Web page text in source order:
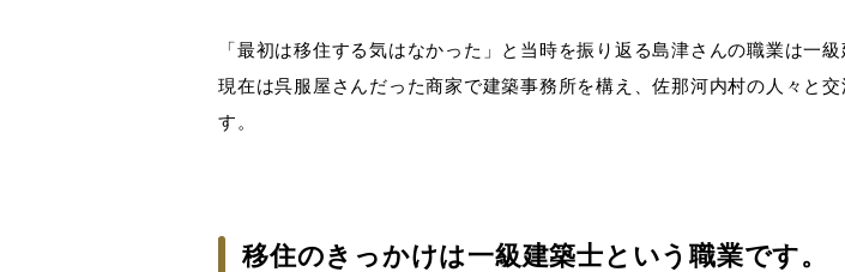
「最初は移住する気はなかった」と当時を振り返る島津さんの職業は一
現在は呉服屋さんだった商家で建築事務所を構え、佐那河内村の人々と
す。
移住のきっかけは一級建築士という職業です。